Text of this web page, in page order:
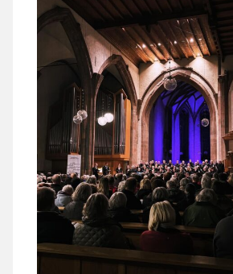
stuttgarter_oratorienchor
März 24